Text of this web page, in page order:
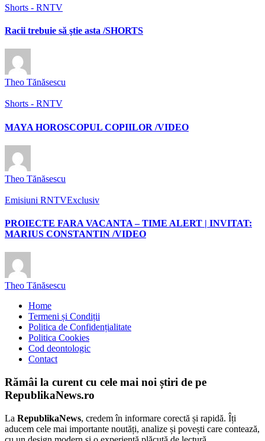
Shorts - RNTV
Racii trebuie să ştie asta /SHORTS
Theo Tănăsescu
Shorts - RNTV
MAYA HOROSCOPUL COPIILOR /VIDEO
Theo Tănăsescu
Emisiuni RNTVExclusiv
PROIECTE FARA VACANTA – TIME ALERT | INVITAT:
MARIUS CONSTANTIN /VIDEO
Theo Tănăsescu
Home
Termeni și Condiții
Politica de Confidențialitate
Politica Cookies
Cod deontologic
Contact
Rămâi la curent cu cele mai noi știri de pe
RepublikaNews.ro
La RepublikaNews, credem în informare corectă și rapidă. Îți
aducem cele mai importante noutăți, analize și povești care contează,